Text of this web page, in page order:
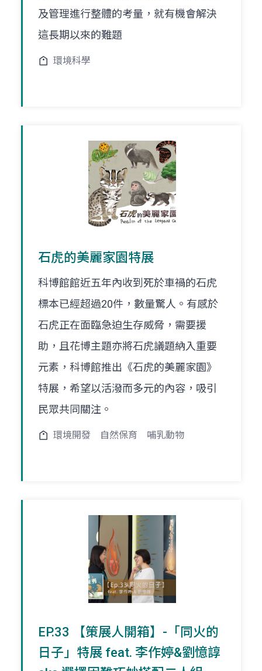
及管理進行整體的考量，就有機會解決
這長期以來的難題
環境科學
石虎的美麗家園特展
科博館館近五年內收到死於車禍的石虎
標本已經超過20件，數量驚人。有感於
石虎正在面臨急迫生存威脅，需要援
助，且花博主題亦將石虎議題納入重要
元素，科博館推出《石虎的美麗家園》
特展，希望以活潑而多元的內容，吸引
民眾共同關注。
環境開發 自然保育 哺乳動物
EP.33 【策展人開箱】-「同火的
日子」特展 feat. 李作婷&劉憶諄